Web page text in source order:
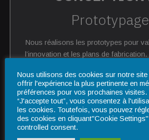
Prototypage
Nous réalisons les prototypes pour
l’innovation et les plans de fabrication.
protection intellectuelle de l’innovation,
vous assurer la propriété de la
de votre modèle.
Tout est à vous !
Nous utilisons des cookies sur notre
offrir l'expérience la plus pertinente en
préférences pour vos prochaines visites.
“J'accepte tout”, vous consentez à
les cookies. Toutefois, vous pouvez
des cookies en cliquant"Cookie
controlled consent.